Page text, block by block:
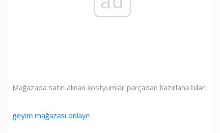
Mağazada satın alınan kostyumlar parçadan hazırlana bilər.
geyim mağazası onlayn